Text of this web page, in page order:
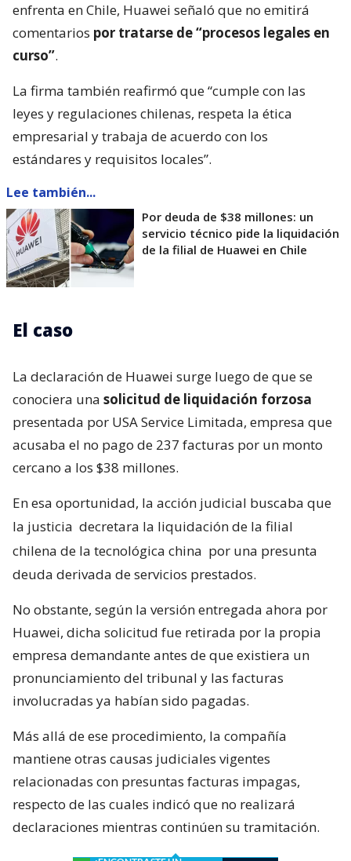
enfrenta en Chile, Huawei señaló que no emitirá
comentarios por tratarse de “procesos legales en
curso”.
La firma también reafirmó que “cumple con las
leyes y regulaciones chilenas, respeta la ética
empresarial y trabaja de acuerdo con los
estándares y requisitos locales”.
Lee también...
Por deuda de $38 millones: un
servicio técnico pide la liquidación
de la filial de Huawei en Chile
El caso
La declaración de Huawei surge luego de que se
conociera una solicitud de liquidación forzosa
presentada por USA Service Limitada, empresa que
acusaba el no pago de 237 facturas por un monto
cercano a los $38 millones.
En esa oportunidad, la acción judicial buscaba que
la justicia decretara la liquidación de la filial
chilena de la tecnológica china por una presunta
deuda derivada de servicios prestados.
No obstante, según la versión entregada ahora por
Huawei, dicha solicitud fue retirada por la propia
empresa demandante antes de que existiera un
pronunciamiento del tribunal y las facturas
involucradas ya habían sido pagadas.
Más allá de ese procedimiento, la compañía
mantiene otras causas judiciales vigentes
relacionadas con presuntas facturas impagas,
respecto de las cuales indicó que no realizará
declaraciones mientras continúen su tramitación.